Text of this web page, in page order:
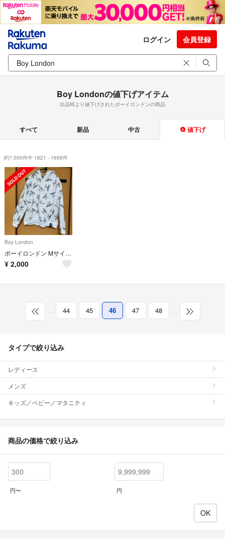
ログイン 会員登録
Boy Londonの値下げアイテム
出品時より値下げされたボーイロンドンの商品
すべて 新品 中古 値下げ
約7,000件中 1621 - 1656件
Boy London
ボーイロンドン Mサイズ パーカー
¥ 2,000
… 44 45 46 47 48 …
タイプで絞り込み
レディース
メンズ
キッズ／ベビー／マタニティ
商品の価格で絞り込み
円〜 円